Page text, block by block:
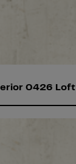
0426 Loft